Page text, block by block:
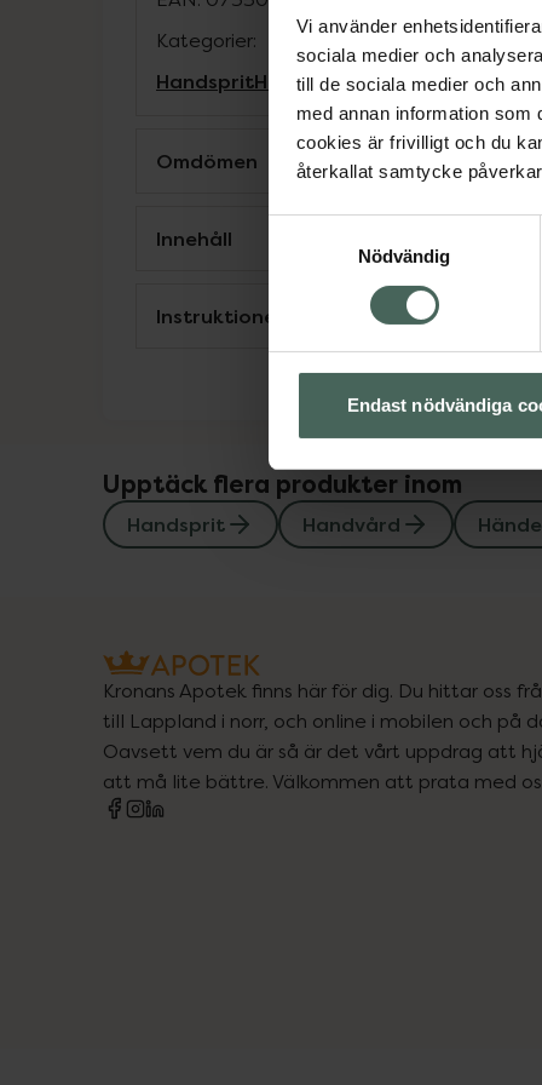
Vi använder
sociala medier och
till de sociala medier och
med annan information som
cookies är frivilligt och du
återkallat samtycke
Nödvändig
Endast nödvändiga
Kategorier:
HandspritHandvårdHänder och fötter
Omdömen
Innehåll
Instruktioner
Upptäck flera produkter inom
Handsprit Handvård
Kronans Apotek finns här för dig. Du hittar oss
till Lappland i norr, och online i mobilen och på
Oavsett vem du är så är det vårt uppdrag att
att må lite bättre. Välkommen att prata med